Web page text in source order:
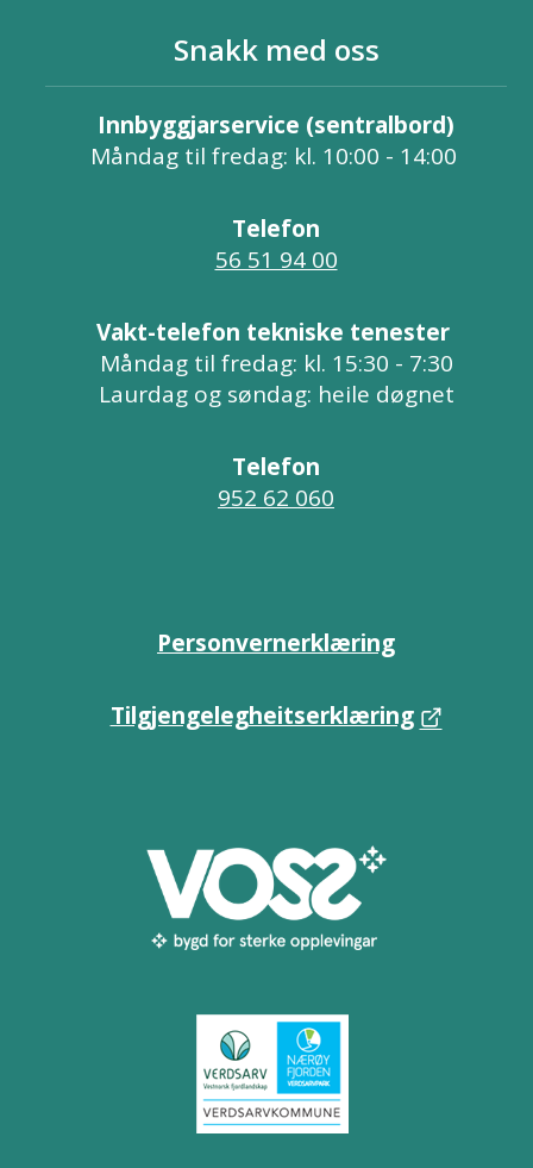
Snakk med oss
Innbyggjarservice (sentralbord)
Måndag til fredag: kl. 10:00 - 14:00
Telefon
56 51 94 00
Vakt-telefon tekniske tenester
Måndag til fredag: kl. 15:30 - 7:30
Laurdag og søndag: heile døgnet
Telefon
952 62 060
Personvernerklæring
Tilgjengelegheitserklæring